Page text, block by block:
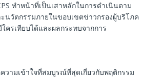
ทําหน้าที่เป็นเสาหลักในการดำเนินตาม
นวัตกรรมภายในขอบเขตข่าวกรองผู้บริโภค
รเทียบได้และผลกระทบจากการ
ามเข้าใจที่สมบูรณ์ที่สุดเกี่ยวกับพฤติกรรม